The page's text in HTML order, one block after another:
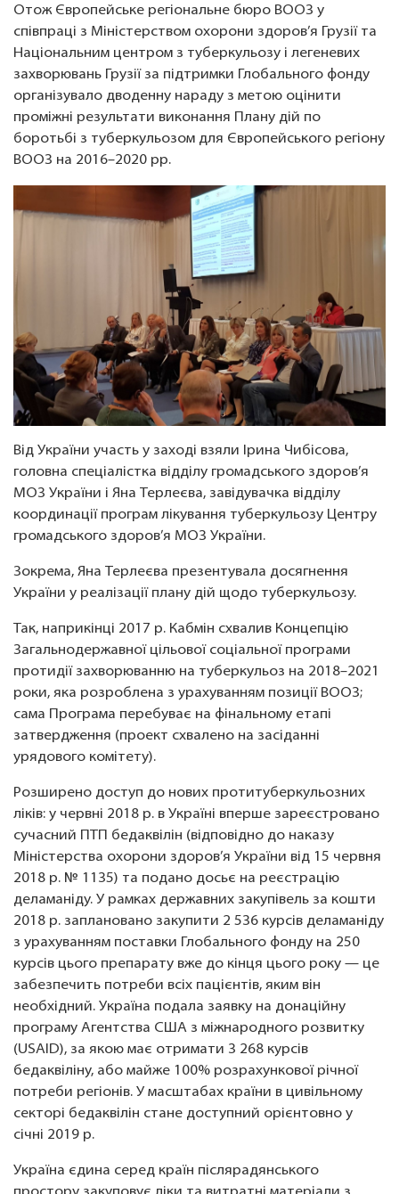
Отож Європейське регіональне бюро ВООЗ у
співпраці з Міністерством охорони здоров’я Грузії та
Національним центром з туберкульозу і легеневих
захворювань Грузії за підтримки Глобального фонду
організувало дводенну нараду з метою оцінити
проміжні результати виконання Плану дій по
боротьбі з туберкульозом для Європейського регіону
ВООЗ на 2016–2020 рр.
Від України участь у заході взяли Ірина Чибісова,
головна спеціалістка відділу громадського здоров’я
МОЗ України і Яна Терлеєва, завідувачка відділу
координації програм лікування туберкульозу Центру
громадського здоров’я МОЗ України.
Зокрема, Яна Терлеєва презентувала досягнення
України у реалізації плану дій щодо туберкульозу.
Так, наприкінці 2017 р. Кабмін схвалив Концепцію
Загальнодержавної цільової соціальної програми
протидії захворюванню на туберкульоз на 2018–2021
роки, яка розроблена з урахуванням позиції ВООЗ;
сама Програма перебуває на фінальному етапі
затвердження (проект схвалено на засіданні
урядового комітету).
Розширено доступ до нових протитуберкульозних
ліків: у червні 2018 р. в Україні вперше зареєстровано
сучасний ПТП бедаквілін (відповідно до наказу
Міністерства охорони здоров’я України від 15 червня
2018 р. № 1135) та подано досьє на реєстрацію
деламаніду. У рамках державних закупівель за кошти
2018 р. заплановано закупити 2 536 курсів деламаніду
з урахуванням поставки Глобального фонду на 250
курсів цього препарату вже до кінця цього року — це
забезпечить потреби всіх пацієнтів, яким він
необхідний. Україна подала заявку на донаційну
програму Агентства США з міжнародного розвитку
(USAID), за якою має отримати 3 268 курсів
бедаквіліну, або майже 100% розрахункової річної
потреби регіонів. У масштабах країни в цивільному
секторі бедаквілін стане доступний орієнтовно у
січні 2019 р.
Україна єдина серед країн післярадянського